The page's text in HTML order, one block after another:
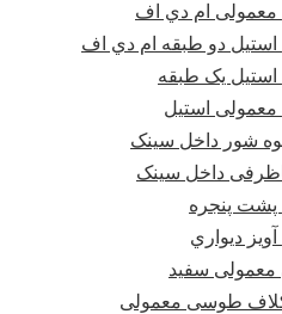
معمولی ام دي اف
استیل دو طبقه ام دي اف
استیل یک طبقه
معمولی استیل
شور داخل سینک
داخل سینک
پشت پنجره
آویز دیواري
معمولی سفید
طوسی معمولی